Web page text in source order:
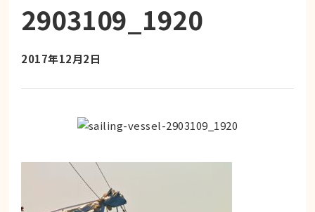
2903109_1920
2017年12月2日